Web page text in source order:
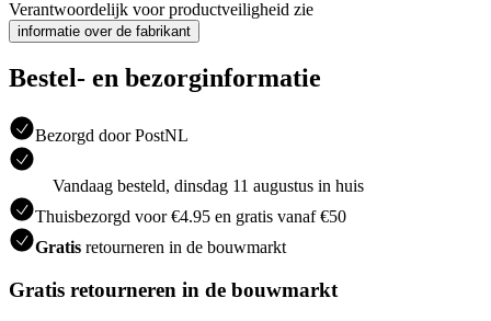
Verantwoordelijk voor productveiligheid zie
informatie over de fabrikant
Bestel- en bezorginformatie
Bezorgd door PostNL
Vandaag besteld, dinsdag 11 augustus in huis
Thuisbezorgd voor €4.95 en gratis vanaf €50
Gratis retourneren in de bouwmarkt
Gratis retourneren in de bouwmarkt